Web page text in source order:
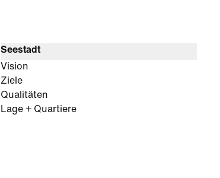
Seestadt
Vision
Ziele
Qualitäten
Lage + Quartiere